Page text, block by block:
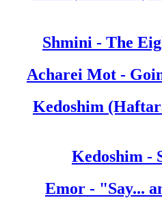
Shmini - The
Acharei Mot -
?Kedoshim
Kedoshim -
"Emor - "Say...